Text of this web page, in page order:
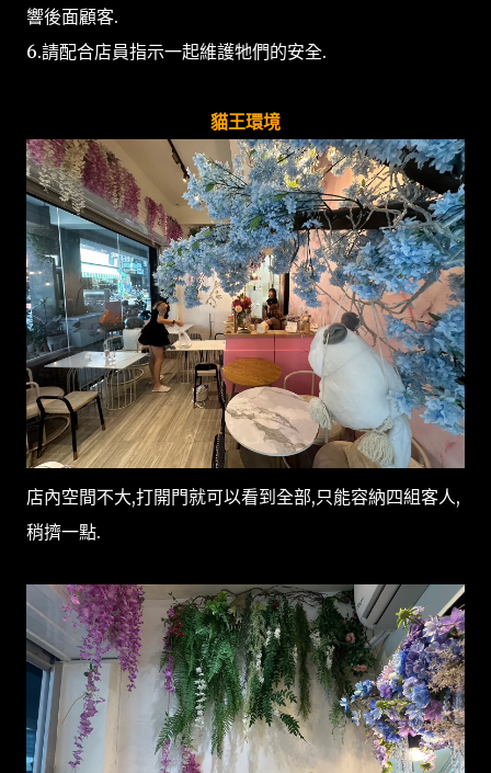
響後面顧客.
6.請配合店員指示一起維護牠們的安全.
貓王環境
店內空間不大,打開門就可以看到全部,只能容納四組客人,
稍擠一點.